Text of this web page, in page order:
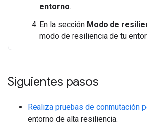
entorno.
En la sección Modo de
modo de resiliencia de tu
Siguientes pasos
Realiza pruebas de conmutación
entorno de alta resiliencia.